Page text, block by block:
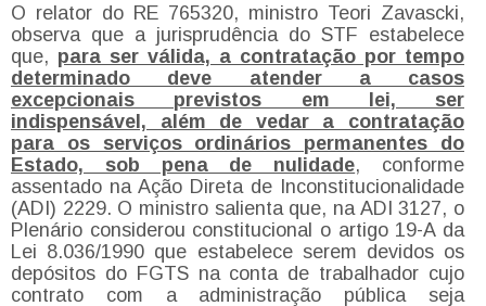
O relator do RE 765320, ministro Teori Zavascki,
observa que a jurisprudência do STF estabelece
que, para ser válida, a contratação por tempo
determinado deve atender a casos
excepcionais previstos em lei, ser
indispensável, além de vedar a contratação
para os serviços ordinários permanentes do
Estado, sob pena de nulidade, conforme
assentado na Ação Direta de Inconstitucionalidade
(ADI) 2229. O ministro salienta que, na ADI 3127, o
Plenário considerou constitucional o artigo 19-A da
Lei 8.036/1990 que estabelece serem devidos os
depósitos do FGTS na conta de trabalhador cujo
contrato com a administração pública seja